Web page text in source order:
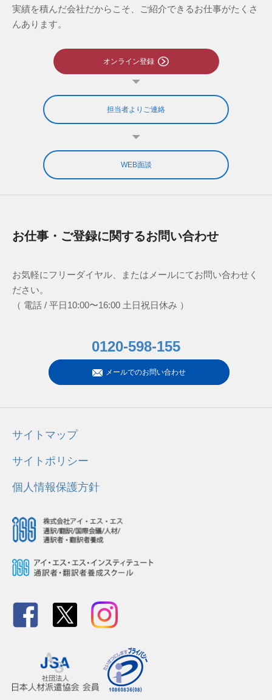
実績を積んだ会社だからこそ、ご紹介できるお仕事がたくさ
んあります。
オンライン登録
担当者よりご連絡
WEB面談
お仕事・ご登録に関するお問い合わせ
お気軽にフリーダイヤル、またはメールにてお問い合わせく
ださい。
（ 電話 / 平日10:00〜16:00 土日祝日休み ）
0120-598-155
メールでのお問い合わせ
サイトマップ
サイトポリシー
個人情報保護方針